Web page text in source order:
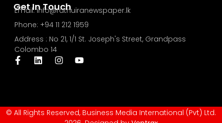
Get In Touch
Email: info@rathuiranewspaper.lk
Phone: +94 11 212 1959
Address : No 21, 1/1 St. Joseph's Street, Grandpass
Colombo 14
© All Rights Reserved, Business Media International (Pvt) Ltd.